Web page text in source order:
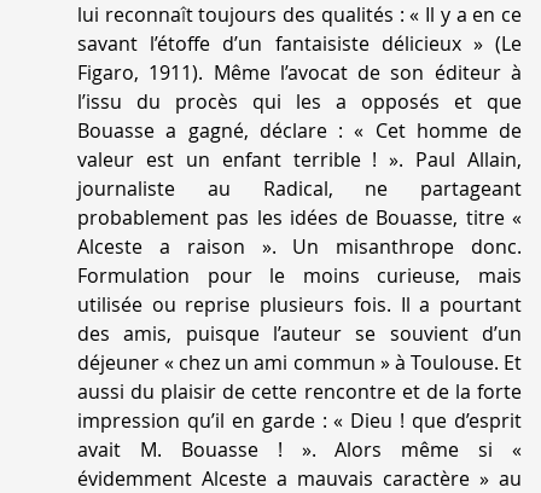
lui reconnaît toujours des qualités : « Il y a en ce
savant l’étoffe d’un fantaisiste délicieux» (Le
Figaro, 1911). Même l’avocat de son éditeur à
l’issu du procès qui les a opposés et que
Bouasse a gagné, déclare : « Cet homme de
valeur est un enfant terrible !». Paul Allain,
journaliste au Radical, ne partageant
probablement pas les idées de Bouasse, titre «
Alceste a raison ». Un misanthrope donc.
Formulation pour le moins curieuse, mais
utilisée ou reprise plusieurs fois. Il a pourtant
des amis, puisque l’auteur se souvient d’un
déjeuner « chez un ami commun » à Toulouse. Et
aussi du plaisir de cette rencontre et de la forte
impression qu’il en garde : « Dieu ! que d’esprit
avait M. Bouasse ! ». Alors même si «
évidemment Alceste a mauvais caractère » au